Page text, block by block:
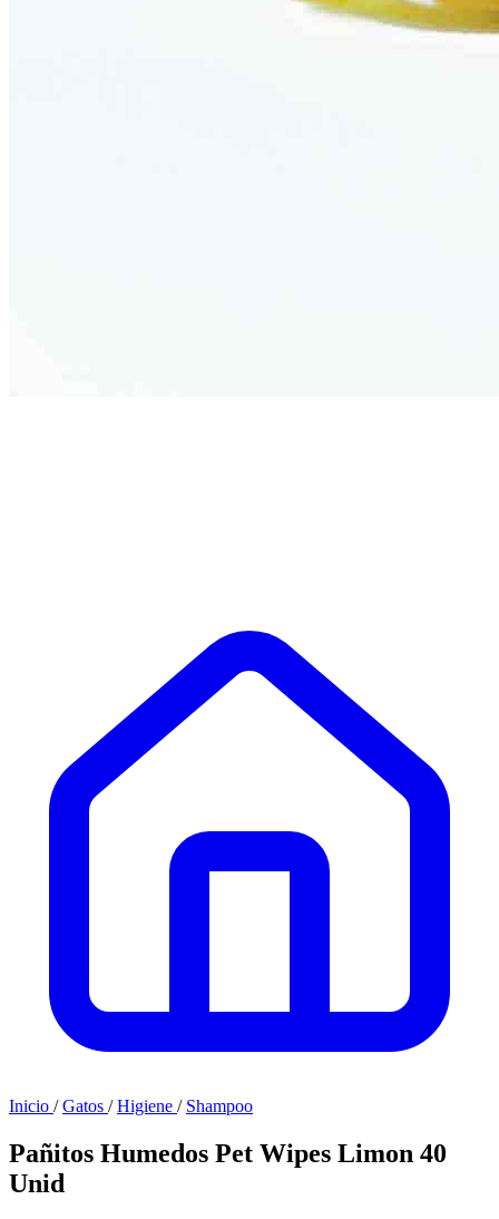
Inicio / Gatos / Higiene / Shampoo
Pañitos Humedos Pet Wipes Limon 40
Unid